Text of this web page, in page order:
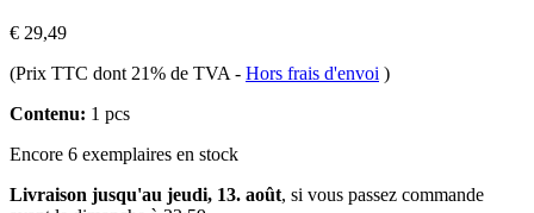
€ 29,49
(Prix TTC dont 21% de TVA - Hors frais d'envoi )
Contenu: 1 pcs
Encore 6 exemplaires en stock
Livraison jusqu'au jeudi, 13. août, si vous passez commande